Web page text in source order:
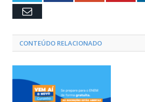
Email
CONTEÚDO RELACIONADO